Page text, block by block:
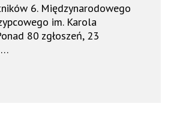
6. Międzynarodowego
im. Karola
80 zgłoszeń, 23